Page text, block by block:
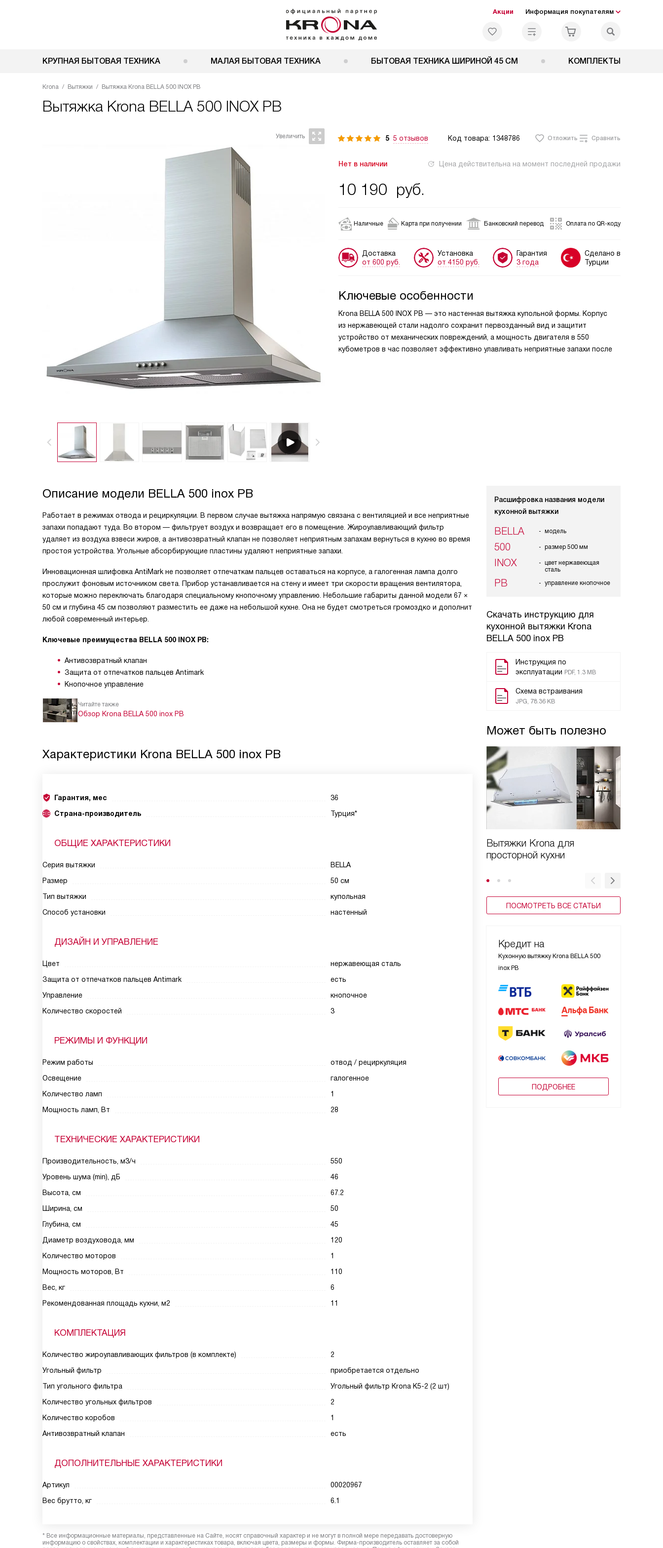
Акции Информация покупателям
КРУПНАЯ БЫТОВАЯ ТЕХНИКА МАЛАЯ БЫТОВАЯ ТЕХНИКА БЫТОВАЯ ТЕХНИКА ШИРИНОЙ 45 СМ КОМПЛЕКТЫ
Krona Вытяжки Вытяжка Krona BELLA 500 INOX PB
Вытяжка Krona BELLA 500 INOX PB
5 5 отзывов Код товара: 1348786 Отложить Сравнить
Нет в наличии Цена действительна на момент последней продажи
10 190 руб.
Наличные Карта при получении Банковский перевод Оплата по QR-коду
Доставка
от 600 руб.
Установка
от 4150 руб.
Гарантия
3 года
Сделано в
Турции
Ключевые особенности
Krona BELLA 500 INOX PB — это настенная вытяжка купольной формы. Корпус
из нержавеющей стали надолго сохранит первозданный вид и защитит
устройство от механических повреждений, а мощность двигателя в 550
кубометров в час позволяет эффективно улавливать неприятные запахи после
Расшифровка названия модели
кухонной вытяжки
BELLA модель
500 размер 500 мм
INOX
цвет нержавеющая
сталь
PB управление кнопочное
Скачать инструкцию для
кухонной вытяжки Krona
BELLA 500 inox PB
Инструкция по
эксплуатации PDF, 1.3 MB
Схема встраивания
JPG, 78.36 KB
Может быть полезно
Вытяжки Krona для
просторной кухни
ПОСМОТРЕТЬ ВСЕ СТАТЬИ
Кредит на
Кухонную вытяжку Krona BELLA 500
inox PB
ПОДРОБНЕЕ
Описание модели BELLA 500 inox PB
Работает в режимах отвода и рециркуляции. В первом случае вытяжка напрямую связана с вентиляцией и все неприятные
запахи попадают туда. Во втором — фильтрует воздух и возвращает его в помещение. Жироулавливающий фильтр
удаляет из воздуха взвеси жиров, а антивозвратный клапан не позволяет неприятным запахам вернуться в кухню во время
простоя устройства. Угольные абсорбирующие пластины удаляют неприятные запахи.
Инновационная шлифовка AntiMark не позволяет отпечаткам пальцев оставаться на корпусе, а галогенная лампа долго
прослужит фоновым источником света. Прибор устанавливается на стену и имеет три скорости вращения вентилятора,
которые можно переключать благодаря специальному кнопочному управлению. Небольшие габариты данной модели 67 ×
50 см и глубина 45 см позволяют разместить ее даже на небольшой кухне. Она не будет смотреться громоздко и дополнит
любой современный интерьер.
Ключевые преимущества BELLA 500 INOX PB:
Антивозвратный клапан
Защита от отпечатков пальцев Antimark
Кнопочное управление
Читайте также
Обзор Krona BELLA 500 inox PB
Характеристики Krona BELLA 500 inox PB
Гарантия, мес
36
Страна-производитель
Турция*
ОБЩИЕ ХАРАКТЕРИСТИКИ
Серия вытяжки
BELLA
Размер
50 см
Тип вытяжки
купольная
Способ установки
настенный
ДИЗАЙН И УПРАВЛЕНИЕ
Цвет
нержавеющая сталь
Защита от отпечатков пальцев Antimark
есть
Управление
кнопочное
Количество скоростей
3
РЕЖИМЫ И ФУНКЦИИ
Режим работы
отвод / рециркуляция
Освещение
галогенное
Количество ламп
1
Мощность ламп, Вт
28
ТЕХНИЧЕСКИЕ ХАРАКТЕРИСТИКИ
Производительность, м3/ч
550
Уровень шума (min), дБ
46
Высота, см
67.2
Ширина, см
50
Глубина, см
45
Диаметр воздуховода, мм
120
Количество моторов
1
Мощность моторов, Вт
110
Вес, кг
6
Рекомендованная площадь кухни, м2
11
КОМПЛЕКТАЦИЯ
Количество жироулавливающих фильтров (в комплекте)
2
Угольный фильтр
приобретается отдельно
Тип угольного фильтра
Угольный фильтр Krona K5-2 (2 шт)
Количество угольных фильтров
2
Количество коробов
1
Антивозвратный клапан
есть
ДОПОЛНИТЕЛЬНЫЕ ХАРАКТЕРИСТИКИ
Артикул
00020967
Вес брутто, кг
6.1
* Все информационные материалы, представленные на Сайте, носят справочный характер и не могут в полной мере передавать достоверную
информацию о свойствах, комплектации и характеристиках товара, включая цвета, размеры и формы. Фирма-производитель оставляет за собой